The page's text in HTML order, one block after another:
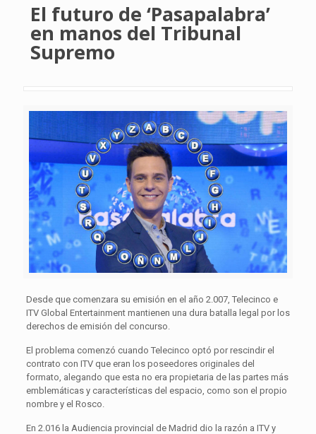
El futuro de ‘Pasapalabra’
en manos del Tribunal
Supremo
Desde que comenzara su emisión en el año 2.007, Telecinco e
ITV Global Entertainmentmantienen una dura batalla legal por los
derechos de emisión del concurso.
El problema comenzó cuando Telecinco optó por rescindir el
contrato con ITV que eran los poseedores originales del
formato, alegando que esta no era propietaria de las partes más
emblemáticas y características del espacio, como son el propio
nombre y el Rosco
En 2.016 la Audiencia provincial de Madrid dio la razón a ITV y